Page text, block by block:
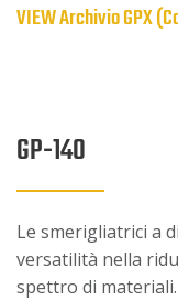
VIEW Archivio GPX
GP-140
Le smerigliatrici a
versatilità nella
spettro di materiali.